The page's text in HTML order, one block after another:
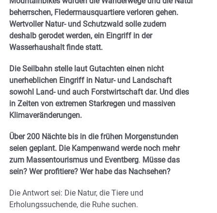
beherrschen, Fledermausquartiere verloren gehen.
Wertvoller Natur- und Schutzwald solle zudem
deshalb gerodet werden, ein Eingriff in der
Wasserhaushalt finde statt.
Die Seilbahn stelle laut Gutachten einen nicht
unerheblichen Eingriff in Natur- und Landschaft
sowohl Land- und auch Forstwirtschaft dar. Und dies
in Zeiten von extremen Starkregen und massiven
Klimaveränderungen.
Über 200 Nächte bis in die frühen Morgenstunden
seien geplant. Die Kampenwand werde noch mehr
zum Massentourismus und Eventberg. Müsse das
sein? Wer profitiere? Wer habe das Nachsehen?
Die Antwort sei: Die Natur, die Tiere und
Erholungssuchende, die Ruhe suchen.